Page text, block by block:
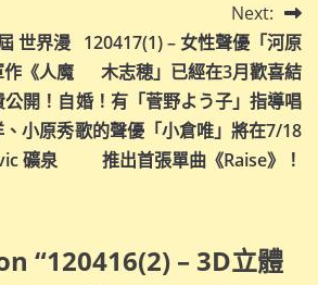
世界漫
《人魔
開！自
小原秀
礦泉
Next:
120417(1) – 女性聲優「河原
木志穂」已經在3月歡喜結
婚！有「菅野よう子」指導唱
歌的聲優「小倉唯」將在7/18
推出首張單曲《Raise》！
“120416(2) – 3D立體